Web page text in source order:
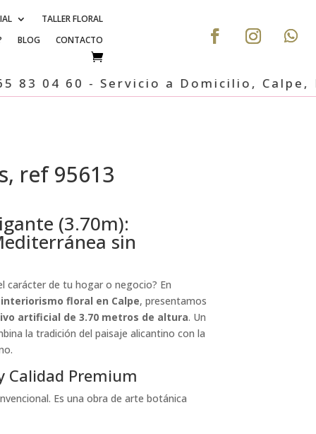
TALLER FLORAL
BLOG CONTACTO
60 - Servicio a Domicilio, Calpe,
ref 95613
(3.70m):
sin
carácter de tu hogar o negocio? En
interiorismo floral en Calpe, presentamos
artificial de 3.70 metros de altura. Un
la tradición del paisaje alicantino con la
Calidad Premium
Es una obra de arte botánica